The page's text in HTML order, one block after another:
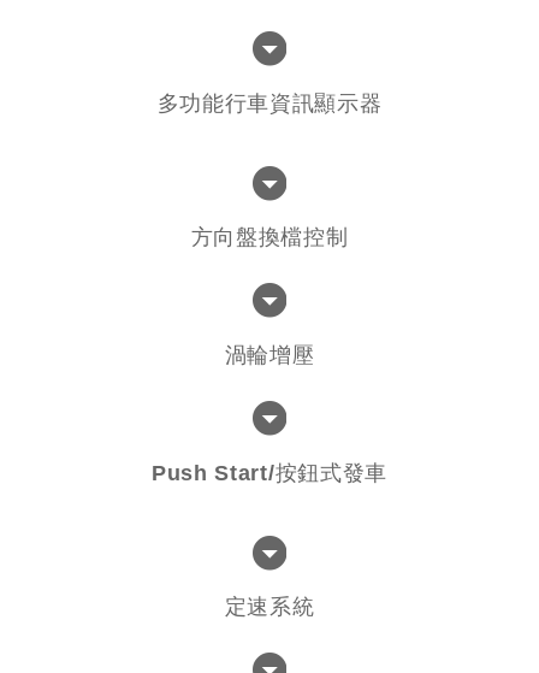
多功能行車資訊顯示器
方向盤換檔控制
渦輪增壓
Push Start/按鈕式發車
定速系統